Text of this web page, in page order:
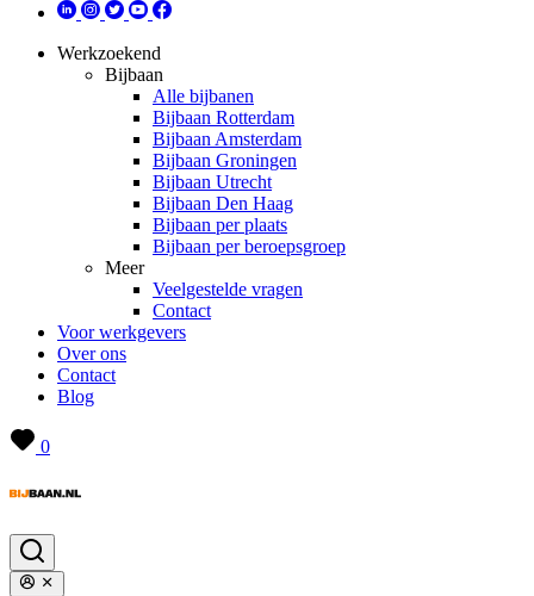
Werkzoekend
Bijbaan
Alle bijbanen
Bijbaan Rotterdam
Bijbaan Amsterdam
Bijbaan Groningen
Bijbaan Utrecht
Bijbaan Den Haag
Bijbaan per plaats
Bijbaan per beroepsgroep
Meer
Veelgestelde vragen
Contact
Voor werkgevers
Over ons
Contact
Blog
0